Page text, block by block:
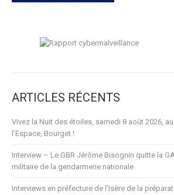
ARTICLES RÉCENTS
Vivez la Nuit des étoiles, samedi 8 août 2026,
l’Espace, Bourget !
Interview – Le GBR Jérôme Bisognin quitte la
militaire de la gendarmerie nationale
Interviews en préfecture de l’Isère de la